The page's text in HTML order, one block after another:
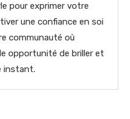
pour exprimer votre
une confiance en soi
communauté où
opportunité de briller et
instant.